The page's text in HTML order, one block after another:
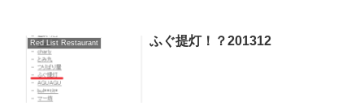
Red List Restaurant ふぐ提灯！？201312